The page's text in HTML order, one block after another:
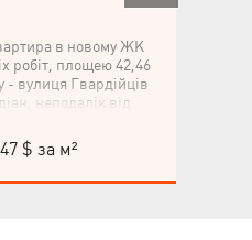
в новому ЖК
робіт, площею 42,46
- вулиця Гвардійців
неподалік від
кухня 11,04 м².
втрачайте
квартири у новому
$ за м²